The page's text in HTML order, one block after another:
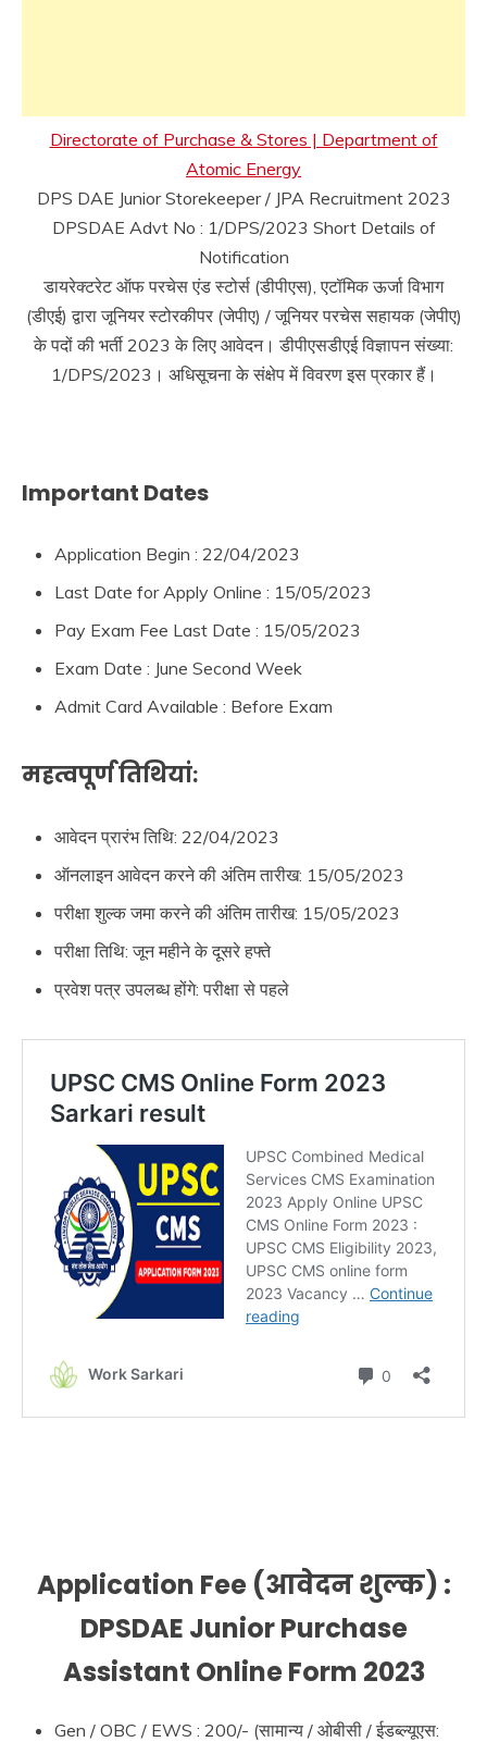
Directorate of Purchase & Stores | Department of
Atomic Energy
DPS DAE Junior Storekeeper / JPA Recruitment 2023
DPSDAE Advt No : 1/DPS/2023 Short Details of
Notification
डायरेक्टरेट ऑफ परचेस एंड स्टोर्स (डीपीएस), एटॉमिक ऊर्जा विभाग
(डीएई) द्वारा जूनियर स्टोरकीपर (जेपीए) / जूनियर परचेस सहायक (जेपीए)
के पदों की भर्ती 2023 के लिए आवेदन। डीपीएसडीएई विज्ञापन संख्या:
1/DPS/2023। अधिसूचना के संक्षेप में विवरण इस प्रकार हैं।
Important Dates
Application Begin : 22/04/2023
Last Date for Apply Online : 15/05/2023
Pay Exam Fee Last Date : 15/05/2023
Exam Date : June Second Week
Admit Card Available : Before Exam
महत्वपूर्ण तिथियां:
आवेदन प्रारंभ तिथि: 22/04/2023
ऑनलाइन आवेदन करने की अंतिम तारीख: 15/05/2023
परीक्षा शुल्क जमा करने की अंतिम तारीख: 15/05/2023
परीक्षा तिथि: जून महीने के दूसरे हफ्ते
प्रवेश पत्र उपलब्ध होंगे: परीक्षा से पहले
Application Fee (आवेदन शुल्क) :
DPSDAE Junior Purchase
Assistant Online Form 2023
Gen / OBC / EWS : 200/- (सामान्य / ओबीसी / ईडब्ल्यूएस: